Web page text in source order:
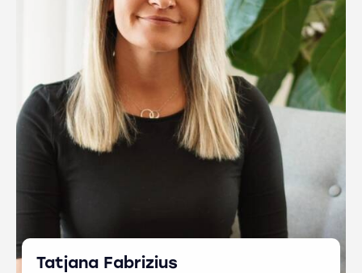
Tatjana Fabrizius